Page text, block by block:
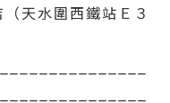
天水圍西鐵站Ｅ３